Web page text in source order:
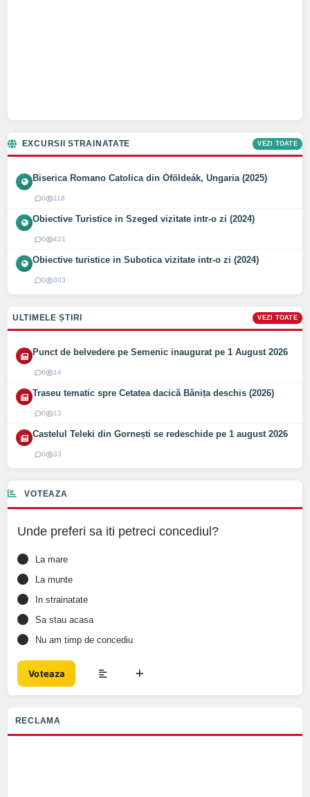
EXCURSII STRAINATATE VEZI TOATE
Biserica Romano Catolica din Óföldeák, Ungaria (2025)
0 118
Obiective Turistice in Szeged vizitate intr-o zi (2024)
0 421
Obiective turistice in Subotica vizitate intr-o zi (2024)
0 303
ULTIMELE ȘTIRI VEZI TOATE
Punct de belvedere pe Semenic inaugurat pe 1 August 2026
0 14
Traseu tematic spre Cetatea dacică Bănița deschis (2026)
0 13
Castelul Teleki din Gornești se redeschide pe 1 august 2026
0 33
VOTEAZA
Unde preferi sa iti petreci concediul?
La mare
La munte
In strainatate
Sa stau acasa
Nu am timp de concediu
Voteaza
RECLAMA